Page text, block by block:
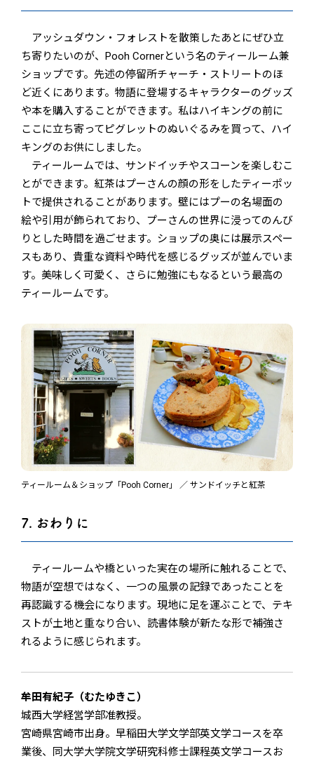
アッシュダウン・フォレストを散策したあとにぜひ立
ち寄りたいのが、Pooh Cornerという名のティールーム兼
ショップです。先述の停留所チャーチ・ストリートのほ
ど近くにあります。物語に登場するキャラクターのグッズ
や本を購入することができます。私はハイキングの前に
ここに立ち寄ってピグレットのぬいぐるみを買って、ハイ
キングのお供にしました。
ティールームでは、サンドイッチやスコーンを楽しむこ
とができます。紅茶はプーさんの顔の形をしたティーポッ
トで提供されることがあります。壁にはプーの名場面の
絵や引用が飾られており、プーさんの世界に浸ってのんび
りとした時間を過ごせます。ショップの奥には展示スペー
スもあり、貴重な資料や時代を感じるグッズが並んでいま
す。美味しく可愛く、さらに勉強にもなるという最高の
ティールームです。
ティールーム＆ショップ「Pooh Corner」 ／ サンドイッチと紅茶
7. おわりに
ティールームや橋といった実在の場所に触れることで、
物語が空想ではなく、一つの風景の記録であったことを
再認識する機会になります。現地に足を運ぶことで、テキ
ストが土地と重なり合い、読書体験が新たな形で補強さ
れるように感じられます。
牟田有紀子（むたゆきこ）
城西大学経営学部准教授。
宮崎県宮崎市出身。早稲田大学文学部英文学コースを卒
業後、同大学大学院文学研究科修士課程英文学コースお